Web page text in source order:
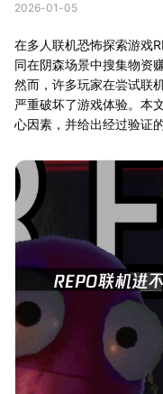
2026-01-05
在多人联机恐怖探索游戏
同在阴森场景中搜集物资
然而，许多玩家在尝试联
严重破坏了游戏体验。本
心因素，并给出经过验证